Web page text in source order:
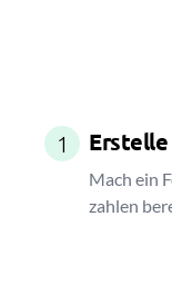
1
Mach ein
zahlen